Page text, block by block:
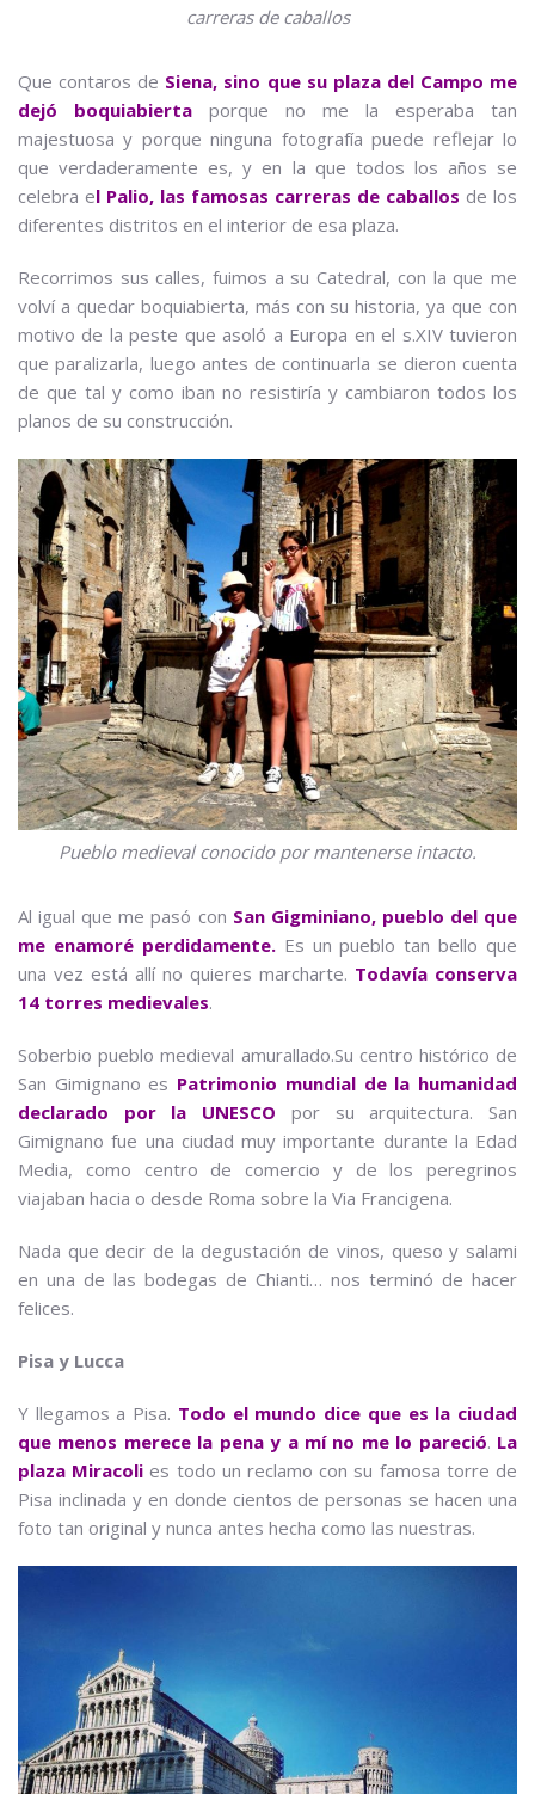
carreras de caballos
Que contaros de Siena, sino que su plaza del Campo me
dejó boquiabierta
porque no me la esperaba tan
majestuosa y porque ninguna fotografía puede reflejar lo
que verdaderamente es, y en la que todos los años se
celebra el Palio, las famosas carreras de caballos de los
diferentes distritos en el interior de esa plaza.
Recorrimos sus calles, fuimos a su Catedral, con la que me
volví a quedar boquiabierta, más con su historia, ya que con
motivo de la peste que asoló a Europa en el s.XIV tuvieron
que paralizarla, luego antes de continuarla se dieron cuenta
de que tal y como iban no resistiría y cambiaron todos los
planos de su construcción.
Pueblo medieval conocido por mantenerse intacto.
Al igual que me pasó con San Gigminiano, pueblo del que
me enamoré perdidamente.Es un pueblo tan bello que
una vez está allí no quieres marcharte. Todavía conserva
14 torres medievales.
Soberbio pueblo medieval amurallado.Su centro histórico de
San Gimignano es Patrimonio mundial de la humanidad
declarado por la UNESCO
por su arquitectura. San
Gimignano fue una ciudad muy importante durante la Edad
Media, como centro de comercio y de los peregrinos
viajaban hacia o desde Roma sobre la Via Francigena.
Nada que decir de la degustación de vinos, queso y salami
en una de las bodegas de Chianti… nos terminó de hacer
felices.
Pisa y Lucca
Y llegamos a Pisa. Todo el mundo dice que es la ciudad
que menos merece la pena y a mí no me lo pareció. La
plaza Miracoli es todo un reclamo con su famosa torre de
Pisa inclinada y en donde cientos de personas se hacen una
foto tan original y nunca antes hecha como las nuestras.